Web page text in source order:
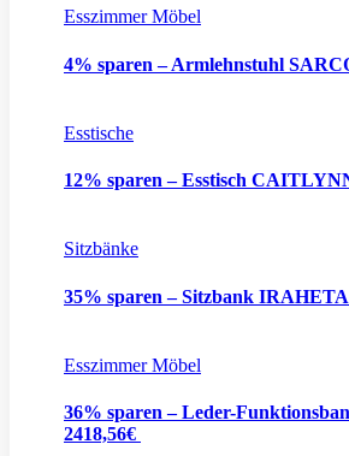
Esszimmer Möbel
4% sparen – Armlehnstuhl
Esstische
12% sparen – Esstisch
Sitzbänke
35% sparen – Sitzbank
Esszimmer Möbel
36% sparen – Leder-
2418,56€